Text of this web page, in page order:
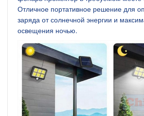
Отличное портативное решение для
заряда от солнечной энергии и
освещения ночью.